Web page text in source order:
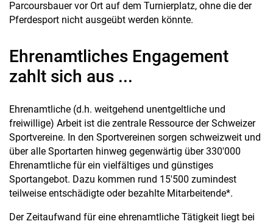
Parcoursbauer vor Ort auf dem Turnierplatz, ohne die der
Pferdesport nicht ausgeübt werden könnte.
Ehrenamtliches Engagement
zahlt sich aus ...
Ehrenamtliche (d.h. weitgehend unentgeltliche und
freiwillige) Arbeit ist die zentrale Ressource der Schweizer
Sportvereine. In den Sportvereinen sorgen schweizweit und
über alle Sportarten hinweg gegenwärtig über 330'000
Ehrenamtliche für ein vielfältiges und günstiges
Sportangebot. Dazu kommen rund 15'500 zumindest
teilweise entschädigte oder bezahlte Mitarbeitende*.
Der Zeitaufwand für eine ehrenamtliche Tätigkeit liegt bei